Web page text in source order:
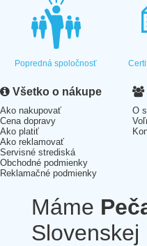
Popredná spoločnosť
Všetko o nákupe
Ako nakupovať
Cena dopravy
Ako platiť
Ako reklamovať
Servisné strediská
Obchodné podmienky
Reklamačné podmienky
O
Máme
Slovenskej